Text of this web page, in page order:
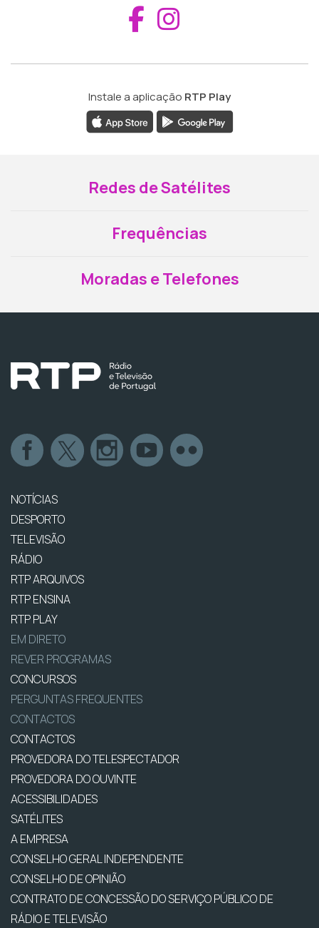
Aceder ao
Instale a aplicação RTP Play
Redes de Satélites
Frequências
Moradas e Telefones
NOTÍCIAS
DESPORTO
TELEVISÃO
RÁDIO
RTP ARQUIVOS
RTP ENSINA
RTP PLAY
EM DIRETO
REVER PROGRAMAS
CONCURSOS
PERGUNTAS FREQUENTES
CONTACTOS
CONTACTOS
PROVEDORA DO TELESPECTADOR
PROVEDORA DO OUVINTE
ACESSIBILIDADES
SATÉLITES
A EMPRESA
CONSELHO GERAL INDEPENDENTE
CONSELHO DE OPINIÃO
CONTRATO DE CONCESSÃO DO SERVIÇO PÚBLICO DE
RÁDIO E TELEVISÃO